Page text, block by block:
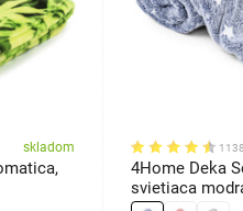
skladom
4Home Deka
svietiaca